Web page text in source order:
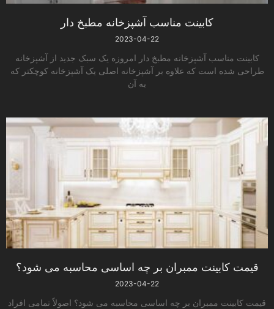
کابینت مناسب آشپزخانه مطبخ ­دار
2023-04-22
کابینت مناسب آشپزخانه مطبخ ­دار امروزه یک سبک جدید از آشپزخانه
طراحی شده است که علاوه بر آشپزخانه اصلی یک آشپزخانه کوچکتر که
به آن
قیمت کابینت ممبران بر چه اساسی محاسبه می­ شود؟
2023-04-22
قیمت کابینت ممبران بر چه اساسی محاسبه می­ شود؟ اصولاً تمامی افراد